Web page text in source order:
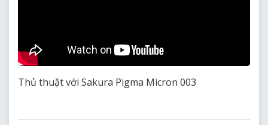
Thủ thuật với Sakura Pigma Micron 003